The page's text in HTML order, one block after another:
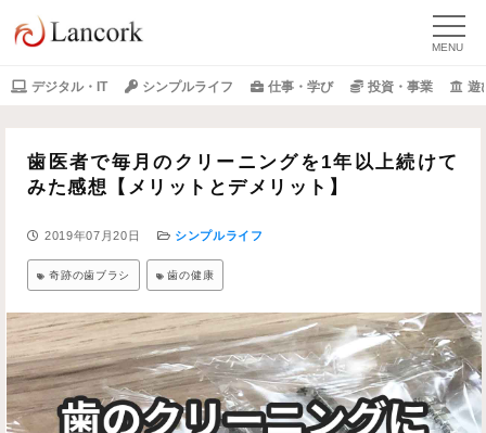
デジタル・IT シンプルライフ 仕事・学び 投資・事業 遊
歯医者で毎月のクリーニングを1年以上続けて
みた感想【メリットとデメリット】
2019年07月20日 シンプルライフ
奇跡の歯ブラシ 歯の健康